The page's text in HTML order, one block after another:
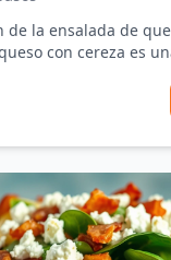
de la ensalada de
con cereza es